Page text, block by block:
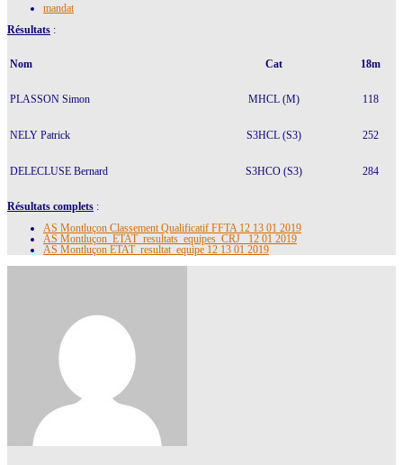
mandat
Résultats :
Nom Cat 18m
PLASSON Simon MHCL (M) 118
NELY Patrick S3HCL (S3) 252
DELECLUSE Bernard S3HCO (S3) 284
Résultats complets :
AS Montluçon Classement Qualificatif FFTA 12 13 01 2019
AS Montluçon_ETAT_resultats_equipes_CRJ_ 12 01 2019
AS Montluçon ETAT_resultat_equipe 12 13 01 2019